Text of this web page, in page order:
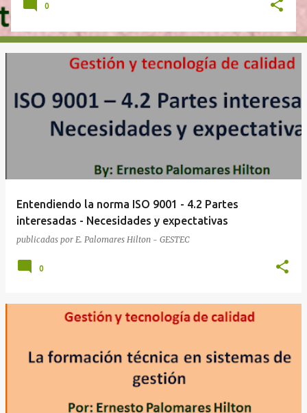
0
Entendiendo la norma ISO 9001 - 4.2 Partes
interesadas - Necesidades y expectativas
publicadas por E. Palomares Hilton - GESTEC
0